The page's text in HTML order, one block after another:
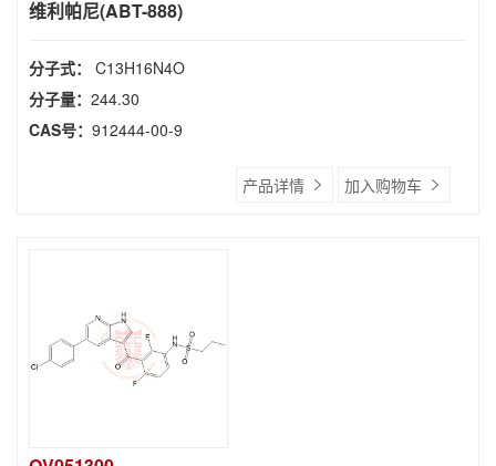
维利帕尼(ABT-888)
分子式： C13H16N4O
分子量： 244.30
CAS号： 912444-00-9
产品详情 加入购物车